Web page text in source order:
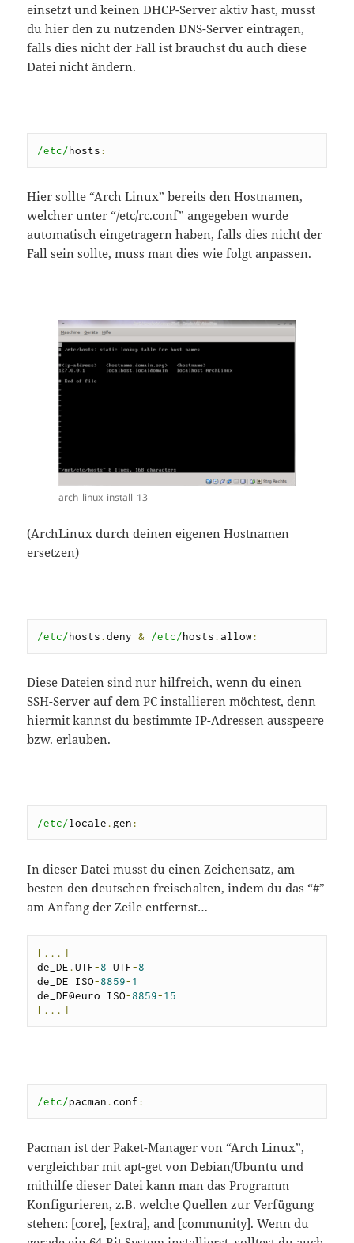
einsetzt und keinen DHCP-Server aktiv hast, musst
du hier den zu nutzenden DNS-Server eintragen,
falls dies nicht der Fall ist brauchst du auch diese
Datei nicht ändern.
/etc/hosts:
Hier sollte “Arch Linux” bereits den Hostnamen,
welcher unter “/etc/rc.conf” angegeben wurde
automatisch eingetragern haben, falls dies nicht der
Fall sein sollte, muss man dies wie folgt anpassen.
arch_linux_install_13
(ArchLinux durch deinen eigenen Hostnamen
ersetzen)
/etc/hosts .deny & /etc/hosts .allow:
Diese Dateien sind nur hilfreich, wenn du einen
SSH-Server auf dem PC installieren möchtest, denn
hiermit kannst du bestimmte IP-Adressen ausspeere
bzw. erlauben.
/etc/locale . gen:
In dieser Datei musst du einen Zeichensatz, am
besten den deutschen freischalten, indem du das “#”
am Anfang der Zeile entfernst…
[...]
de_DE .UTF-8 UTF-8
de_DE ISO-8859-1
de_DE@euro ISO-8859-15
[...]
/etc/pacman .conf:
Pacman ist der Paket-Manager von “Arch Linux”,
vergleichbar mit apt-get von Debian/Ubuntu und
mithilfe dieser Datei kann man das Programm
Konfigurieren, z.B. welche Quellen zur Verfügung
stehen: [core], [extra], and [community]. Wenn du